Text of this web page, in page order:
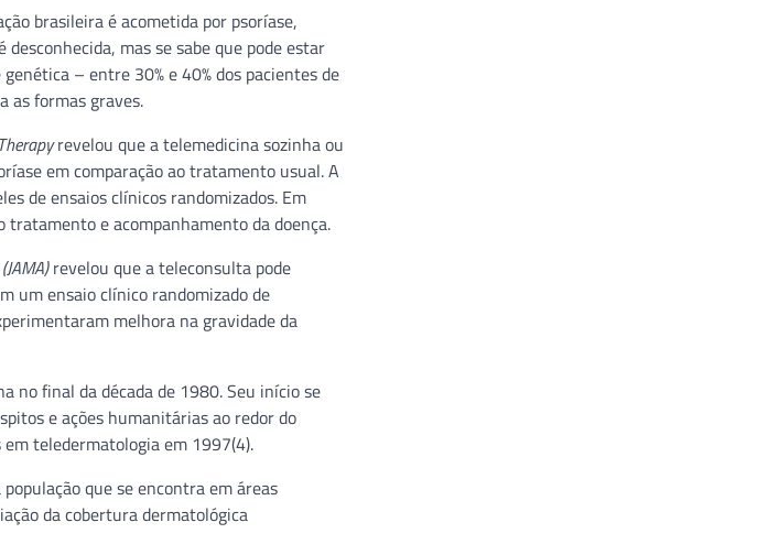
brasileira é acometida por psoríase,
mas se sabe que pode estar
– entre 30% e 40% dos pacientes de
as formas graves.
revelou que a telemedicina sozinha ou
em comparação ao tratamento usual. A
de ensaios clínicos randomizados. Em
e acompanhamento da doença.
revelou que a teleconsulta pode
um ensaio clínico randomizado de
melhora na gravidade da
no final da década de 1980. Seu início se
e ações humanitárias ao redor do
teledermatologia em 1997(4).
que se encontra em áreas
da cobertura dermatológica